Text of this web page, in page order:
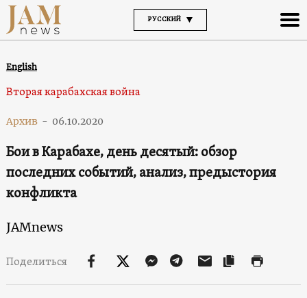
РУССКИЙ
English
Вторая карабахская война
Архив - 06.10.2020
Бои в Карабахе, день десятый: обзор
последних событий, анализ, предыстория
конфликта
JAMnews
Поделиться